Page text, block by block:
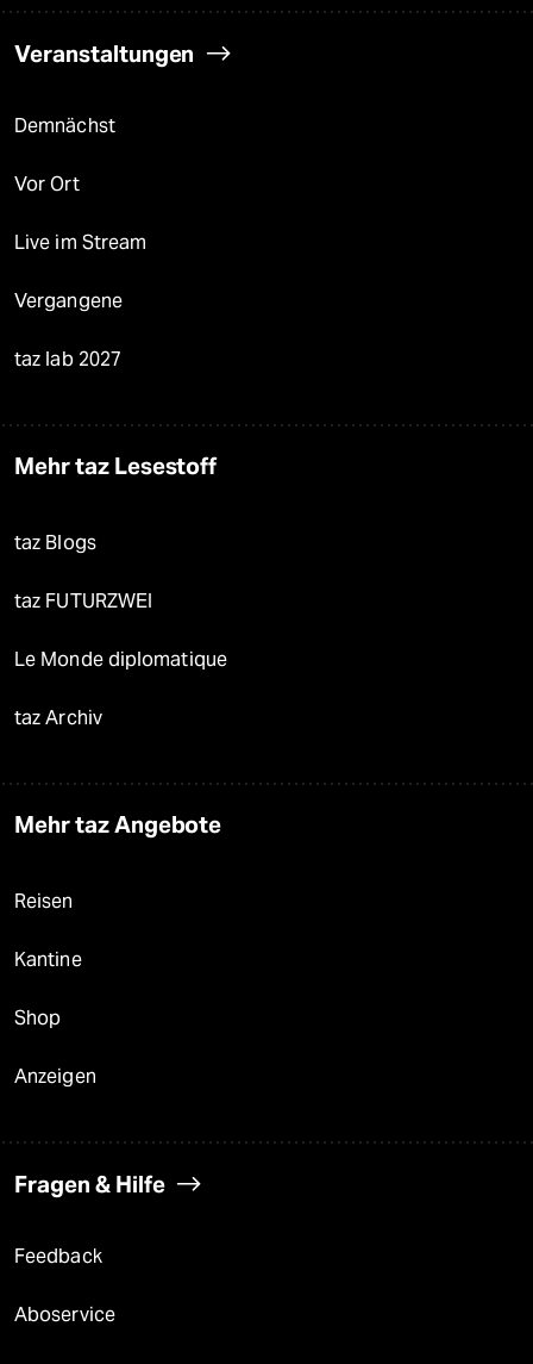
Veranstaltungen
Demnächst
Vor Ort
Live im Stream
Vergangene
taz lab 2027
Mehr taz Lesestoff
taz Blogs
taz FUTURZWEI
Le Monde diplomatique
taz Archiv
Mehr taz Angebote
Reisen
Kantine
Shop
Anzeigen
Fragen & Hilfe
Feedback
Aboservice